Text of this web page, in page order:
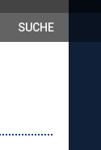
SUCHE